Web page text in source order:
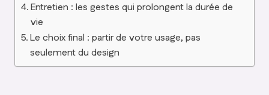
Entretien : les gestes qui prolongent la durée de
vie
Le choix final : partir de votre usage, pas
seulement du design